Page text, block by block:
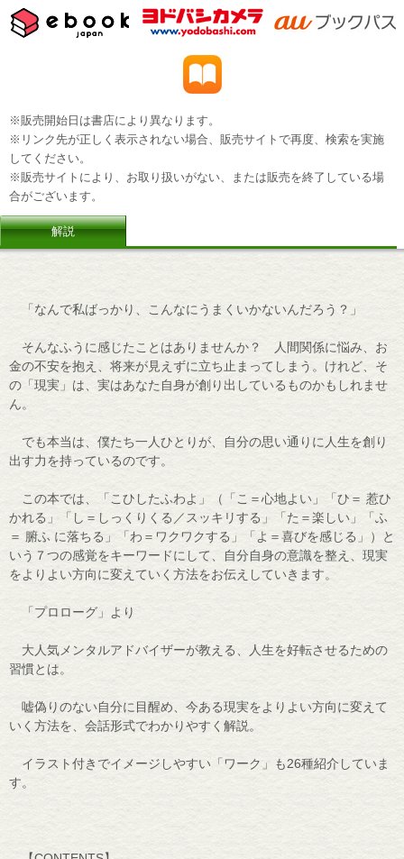
※販売開始日は書店により異なります。
※リンク先が正しく表示されない場合、販売サイトで再度、検索を実施
してください。
※販売サイトにより、お取り扱いがない、または販売を終了している場
合がございます。
解説
「なんで私ばっかり、こんなにうまくいかないんだろう？」
そんなふうに感じたことはありませんか？ 人間関係に悩み、お
金の不安を抱え、将来が見えずに立ち止まってしまう。けれど、そ
の「現実」は、実はあなた自身が創り出しているものかもしれませ
ん。
でも本当は、僕たち一人ひとりが、自分の思い通りに人生を創り
出す力を持っているのです。
この本では、「こひしたふわよ」（「こ＝心地よい」「ひ＝ 惹ひ
かれる」「し＝しっくりくる／スッキリする」「た＝楽しい」「ふ
＝ 腑ふ に落ちる」「わ＝ワクワクする」「よ＝喜びを感じる」）と
いう７つの感覚をキーワードにして、自分自身の意識を整え、現実
をよりよい方向に変えていく方法をお伝えしていきます。
「プロローグ」より
大人気メンタルアドバイザーが教える、人生を好転させるための
習慣とは。
嘘偽りのない自分に目醒め、今ある現実をよりよい方向に変えて
いく方法を、会話形式でわかりやすく解説。
イラスト付きでイメージしやすい「ワーク」も26種紹介していま
す。